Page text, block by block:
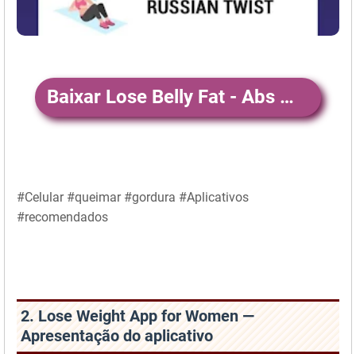
Baixar Lose Belly Fat - Abs Workout
#Celular #queimar #gordura #Aplicativos
#recomendados
2. Lose Weight App for Women —
Apresentação do aplicativo